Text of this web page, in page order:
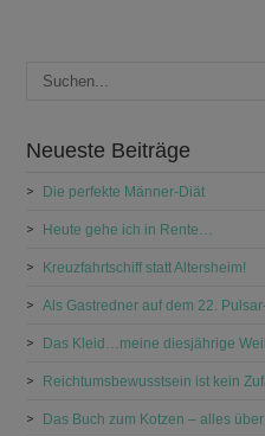
Neueste Beiträge
Die perfekte Männer-Diät
Heute gehe ich in Rente…
Kreuzfahrtschiff statt Altersheim!
Als Gastredner auf dem 22.
Das Kleid…meine diesjährige
Reichtumsbewusstsein ist kein
Das Buch zum Kotzen – alles